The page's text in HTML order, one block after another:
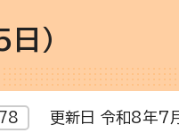
）
更新日 令和8年7